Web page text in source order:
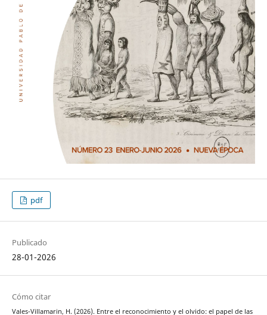
pdf
Publicado
28-01-2026
Cómo citar
Vales-Villamarin, H. (2026). Entre el reconocimiento y el olvido: el papel de las